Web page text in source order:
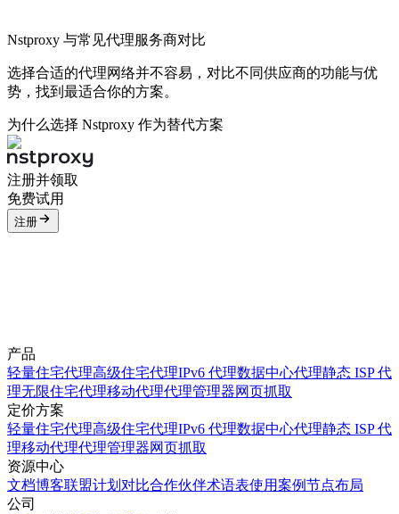
Nstproxy 与常见代理服务商对比
选择合适的代理网络并不容易，对比不同供应商的功能与优
势，找到最适合你的方案。
为什么选择 Nstproxy 作为替代方案
注册并领取
免费试用
注册
产品
轻量住宅代理高级住宅代理IPv6 代理数据中心代理静态 ISP 代
理无限住宅代理移动代理代理管理器网页抓取
定价方案
轻量住宅代理高级住宅代理IPv6 代理数据中心代理静态 ISP 代
理移动代理代理管理器网页抓取
资源中心
文档博客联盟计划 对比合作伙伴术语表使用案例节点布局
公司